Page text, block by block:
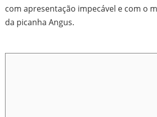
com apresentação impecável e com o
da picanha Angus.